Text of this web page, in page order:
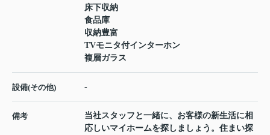
床下収納
食品庫
収納豊富
TVモニタ付インターホン
複層ガラス
設備(その他) -
備考
当社スタッフと一緒に、お客様の新生活に相
応しいマイホームを探しましょう。住まい探